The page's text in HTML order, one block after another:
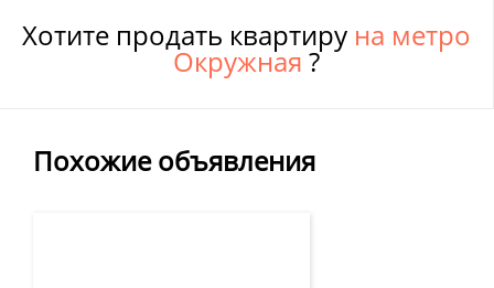
Похожие объявления
Хотите продать квартиру на метро
Окружная ?